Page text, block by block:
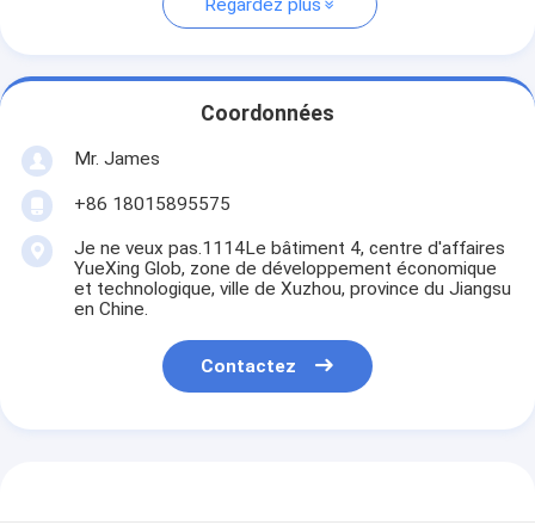
Regardez plus
Coordonnées
Mr. James
+86 18015895575
Je ne veux pas.1114Le bâtiment 4, centre d'affaires
YueXing Glob, zone de développement économique
et technologique, ville de Xuzhou, province du Jiangsu
en Chine.
Contactez